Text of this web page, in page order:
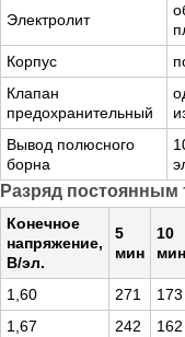
Электролит
Корпус
Клапан
предохранительный
Вывод полюсного
борна
Разряд постоянным
Конечное
напряжение,
В/эл.
5
мин
10
мин
1,60 271 173
1,67
242 162